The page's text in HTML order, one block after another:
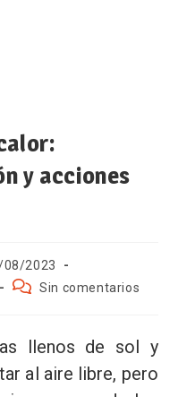
y acciones
08/2023
Sin comentarios
llenos de sol y
al aire libre, pero